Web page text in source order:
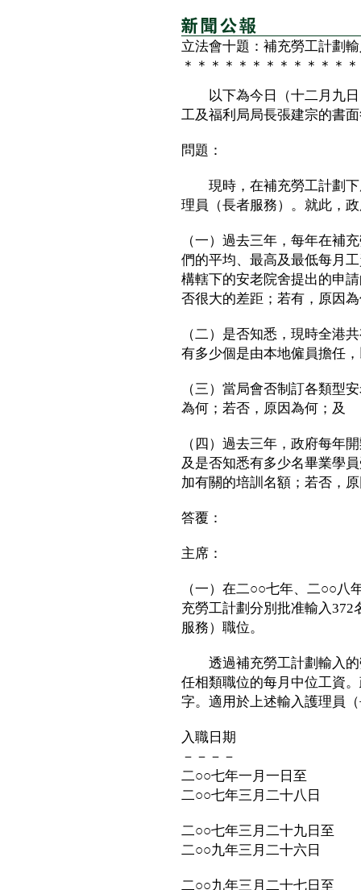
立法會十題：補充勞工計劃
＊＊＊＊＊＊＊＊＊＊＊＊
以下為今日（十二月九日
工及福利局局長張建宗的書
問題：
現時，在補充勞工計劃下
理員（長者服務）。就此，
（一）過去三年，每年在補
們的平均、最高及最低每月
構轄下的安老院舍提出的申
否很大的差距；若有，原因
（二）是否知悉，現時全港
有多少個是由本地僱員擔任
（三）當局會否制訂各類型
為何；若否，原因為何；及
（四）過去三年，政府每年
及是否知悉有多少名畢業學
加有關的培訓名額；若否，
答覆：
主席：
（一）在二○○七年、二○○八
充勞工計劃分別批准輸入372
服務）職位。
透過補充勞工計劃輸入的
任相類職位的每月中位工資
字。適用於上述輸入護理員
入職日期 每
－－－－ －
二○○七年一月一日至
二○○七年三月二十八
二○○七年三月二十九日至
二○○九年三月二十六
二○○九年三月二十七日至